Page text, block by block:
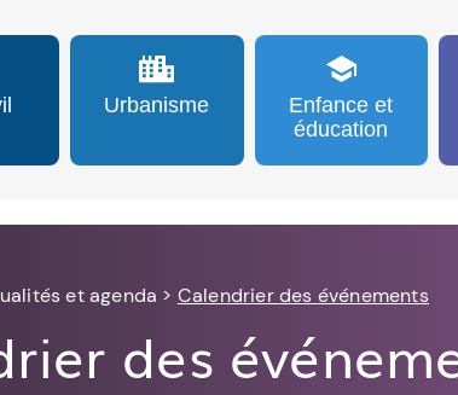
Urbanisme
Enfance et
éducation
et agenda > Calendrier des événements
des